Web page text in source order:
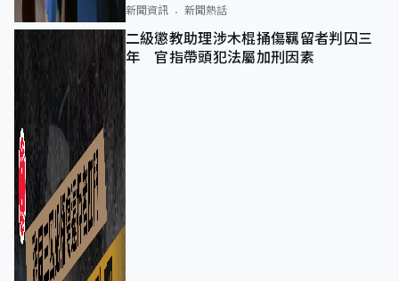
新聞資訊 新聞熱話
二級懲教助理涉木棍捅傷羈留者判囚三
年 官指帶頭犯法屬加刑因素